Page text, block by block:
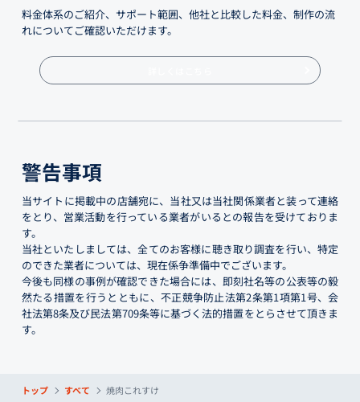
料金体系のご紹介、サポート範囲、他社と比較した料金、制作の流
れについてご確認いただけます。
警告事項
当サイトに掲載中の店舗宛に、当社又は当社関係業者と装って連絡
をとり、営業活動を行っている業者がいるとの報告を受けておりま
す。
当社といたしましては、全てのお客様に聴き取り調査を行い、特定
のできた業者については、現在係争準備中でございます。
今後も同様の事例が確認できた場合には、即刻社名等の公表等の毅
然たる措置を行うとともに、不正競争防止法第2条第1項第1号、会
社法第8条及び民法第709条等に基づく法的措置をとらさせて頂きま
す。
トップ すべて 焼肉これすけ